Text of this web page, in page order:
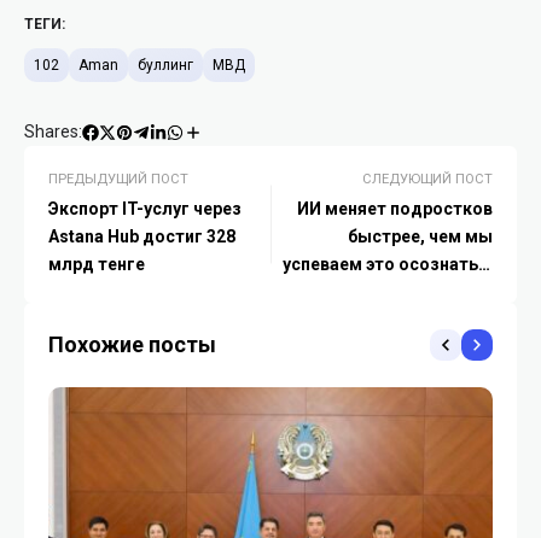
ТЕГИ:
102 Aman буллинг МВД
Shares:
ПРЕДЫДУЩИЙ ПОСТ
Экспорт IT-услуг через
Astana Hub достиг 328
млрд тенге
СЛЕДУЮЩИЙ ПОСТ
ИИ меняет подростков
быстрее, чем мы
успеваем это осознать –
Похожие посты